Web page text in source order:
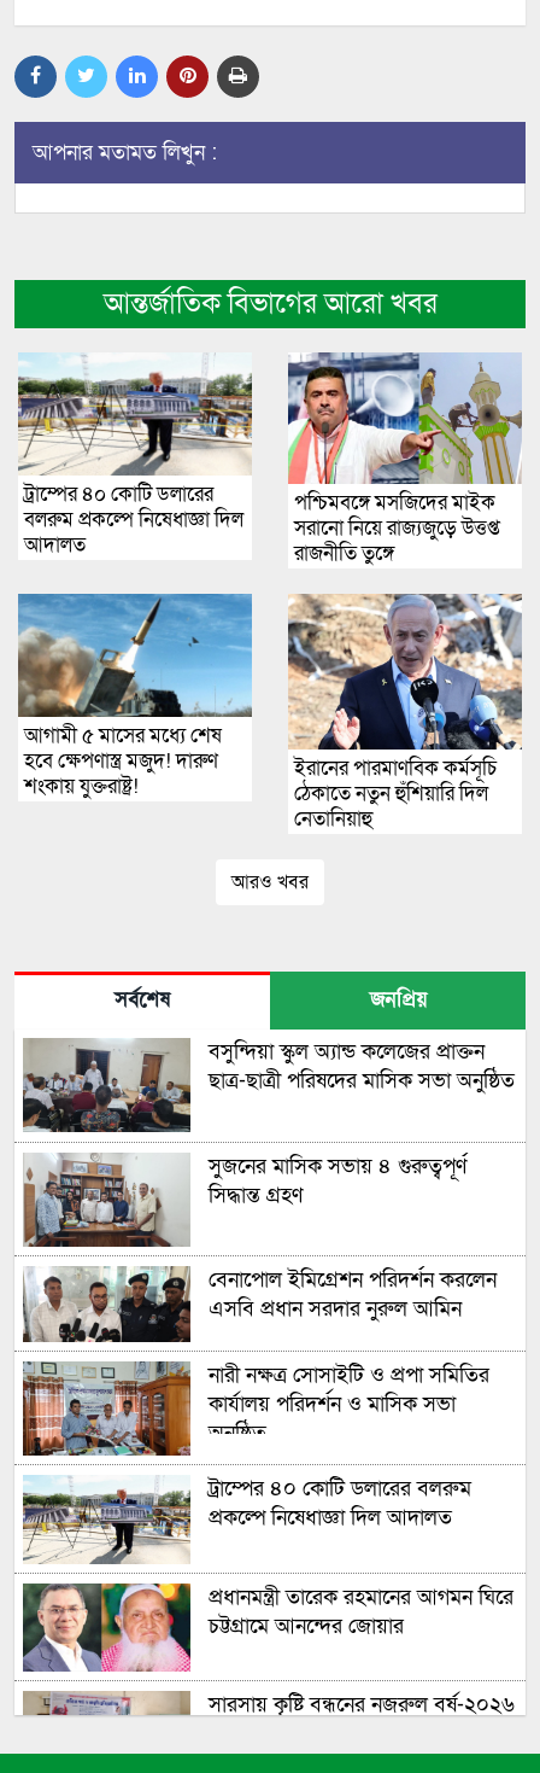
আপনার মতামত লিখুন :
আন্তর্জাতিক বিভাগের আরো খবর
ট্রাম্পের ৪০ কোটি ডলারের
বলরুম প্রকল্পে নিষেধাজ্ঞা দিল
আদালত
পশ্চিমবঙ্গে মসজিদের মাইক
সরানো নিয়ে রাজ্যজুড়ে উত্তপ্ত
রাজনীতি তুঙ্গে
আগামী ৫ মাসের মধ্যে শেষ
হবে ক্ষেপণাস্ত্র মজুদ! দারুণ
শংকায় যুক্তরাষ্ট্র!
ইরানের পারমাণবিক কর্মসূচি
ঠেকাতে নতুন হুঁশিয়ারি দিল
নেতানিয়াহু
আরও খবর
সর্বশেষ জনপ্রিয়
বসুন্দিয়া স্কুল অ্যান্ড কলেজের প্রাক্তন
ছাত্র-ছাত্রী পরিষদের মাসিক সভা অনুষ্ঠিত
সুজনের মাসিক সভায় ৪ গুরুত্বপূর্ণ
সিদ্ধান্ত গ্রহণ
বেনাপোল ইমিগ্রেশন পরিদর্শন করলেন
এসবি প্রধান সরদার নুরুল আমিন
নারী নক্ষত্র সোসাইটি ও প্রপা সমিতির
কার্যালয় পরিদর্শন ও মাসিক সভা
অনুষ্ঠিত
ট্রাম্পের ৪০ কোটি ডলারের বলরুম
প্রকল্পে নিষেধাজ্ঞা দিল আদালত
প্রধানমন্ত্রী তারেক রহমানের আগমন ঘিরে
চট্টগ্রামে আনন্দের জোয়ার
সারসায় কৃষ্টি বন্ধনের নজরুল বর্ষ-২০২৬